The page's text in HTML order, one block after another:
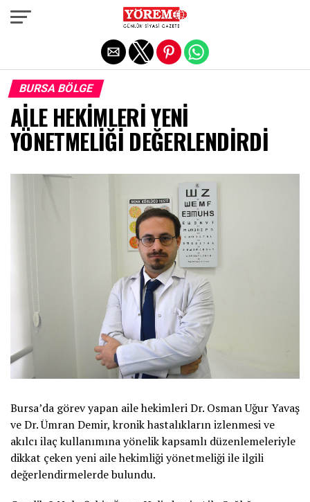
BURSA BÖLGE
AİLE HEKİMLERİ YENİ
YÖNETMELİĞİ DEĞERLENDİRDİ
Bursa’da görev yapan aile hekimleri Dr. Osman Uğur Yavaş
ve Dr. Ümran Demir, kronik hastalıkların izlenmesi ve
akılcı ilaç kullanımına yönelik kapsamlı düzenlemeleriyle
dikkat çeken yeni aile hekimliği yönetmeliği ile ilgili
değerlendirmelerde bulundu.
Exit mobile version